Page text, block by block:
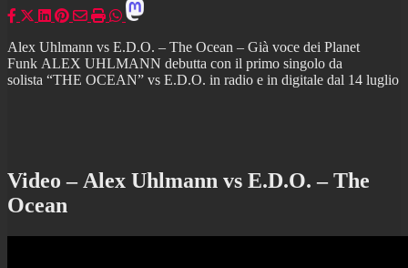
Alex Uhlmann vs E.D.O. – The Ocean – Già voce dei Planet
Funk ALEX UHLMANN debutta con il primo singolo da
solista “THE OCEAN” vs E.D.O. in radio e in digitale dal 14 luglio
Video – Alex Uhlmann vs E.D.O. – The
Ocean